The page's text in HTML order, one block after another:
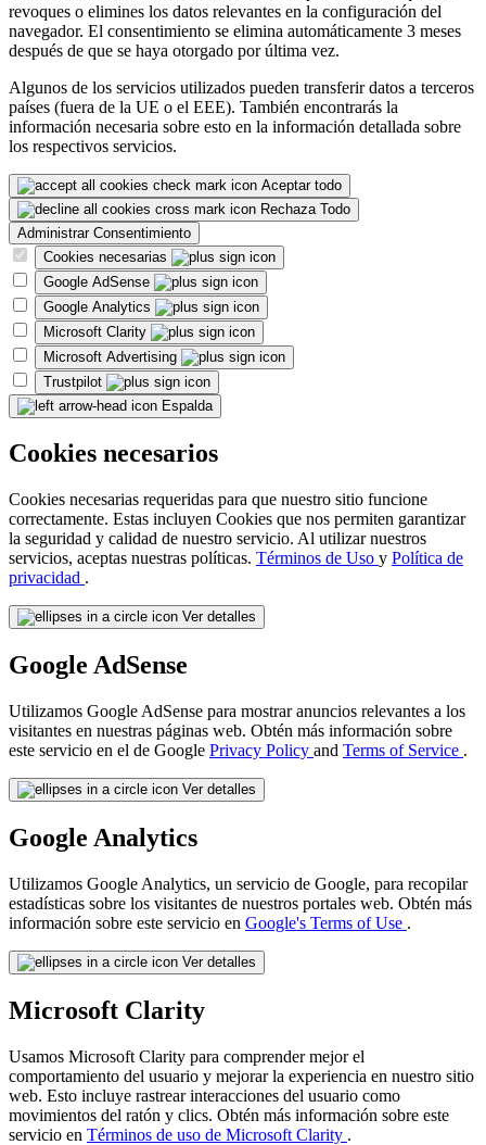
revoques o elimines los datos relevantes en la configuración del
navegador. El consentimiento se elimina automáticamente 3 meses
después de que se haya otorgado por última vez.
Algunos de los servicios utilizados pueden transferir datos a terceros
países (fuera de la UE o el EEE). También encontrarás la
información necesaria sobre esto en la información detallada sobre
los respectivos servicios.
Aceptar todo
Rechaza Todo
Administrar Consentimiento
Cookies necesarias
Google AdSense
Google Analytics
Microsoft Clarity
Microsoft Advertising
Trustpilot
Espalda
Cookies necesarios
Cookies necesarias requeridas para que nuestro sitio funcione
correctamente. Estas incluyen Cookies que nos permiten garantizar
la seguridad y calidad de nuestro servicio. Al utilizar nuestros
servicios, aceptas nuestras políticas. Términos de Uso y Política de
privacidad .
Ver detalles
Google AdSense
Utilizamos Google AdSense para mostrar anuncios relevantes a los
visitantes en nuestras páginas web. Obtén más información sobre
este servicio en el de Google Privacy Policy and Terms of Service .
Ver detalles
Google Analytics
Utilizamos Google Analytics, un servicio de Google, para recopilar
estadísticas sobre los visitantes de nuestros portales web. Obtén más
información sobre este servicio en Google's Terms of Use .
Ver detalles
Microsoft Clarity
Usamos Microsoft Clarity para comprender mejor el
comportamiento del usuario y mejorar la experiencia en nuestro sitio
web. Esto incluye rastrear interacciones del usuario como
movimientos del ratón y clics. Obtén más información sobre este
servicio en Términos de uso de Microsoft Clarity .